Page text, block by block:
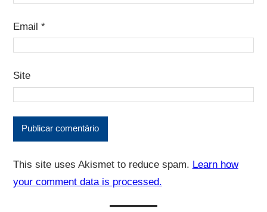
Email *
Site
This site uses Akismet to reduce spam. Learn how
your comment data is processed.